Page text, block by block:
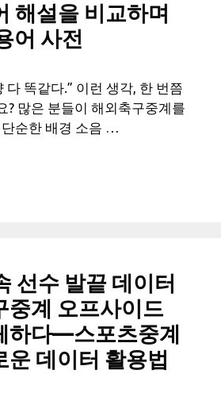
해설을 비교하며
어 사전
다 똑같다.” 이런 생각, 한 번쯤
? 많은 분들이 해외축구중계를
순한 배경 소음 …
선수 발끝 데이터
중계 오프사이드
하다—스포츠중계
운 데이터 활용법